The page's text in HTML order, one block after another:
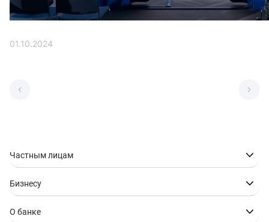
01.10.2024
Частным лицам
Бизнесу
О банке